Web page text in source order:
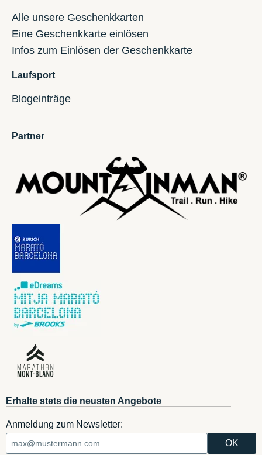
Alle unsere Geschenkkarten
Eine Geschenkkarte einlösen
Infos zum Einlösen der Geschenkkarte
Laufsport
Blogeinträge
Partner
Erhalte stets die neusten Angebote
Anmeldung zum Newsletter: